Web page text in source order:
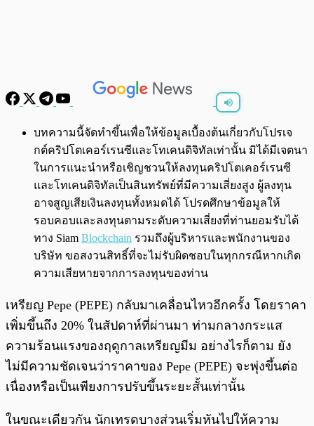
พร้อมเล่น 0:00/0:00
บทความนี้จัดทำขึ้นเพื่อให้ข้อมูลเบื้องต้นเกี่ยวกับโปรเจ
กต์คริปโตเคอร์เรนซีและโทเคนดิจิทัลเท่านั้น มิได้มีเจตนา
ในการแนะนำหรือเชิญชวนให้ลงทุนคริปโตเคอร์เรนซี
และโทเคนดิจิทัลเป็นสินทรัพย์ที่มีความเสี่ยงสูง ผู้ลงทุน
อาจสูญเสียเงินลงทุนทั้งหมดได้ โปรดศึกษาข้อมูลให้
รอบคอบและลงทุนตามระดับความเสี่ยงที่ท่านยอมรับได้
ทาง Siam Blockchain รวมถึงผู้บริหารและพนักงานของ
บริษัท ขอสงวนสิทธิ์ที่จะไม่รับผิดชอบในทุกกรณีหากเกิด
ความเสียหายจากการลงทุนของท่าน
เหรียญ Pepe (PEPE) กลับมาเคลื่อนไหวอีกครั้ง โดยราคา
เพิ่มขึ้นถึง 20% ในสัปดาห์ที่ผ่านมา ท่ามกลางกระแส
ความร้อนแรงของฤดูกาลเหรียญมีม อย่างไรก็ตาม ยัง
ไม่มีความชัดเจนว่าราคาของ Pepe (PEPE) จะพุ่งขึ้นต่อ
เนื่องหรือเป็นเพียงการปรับขึ้นระยะสั้นเท่านั้น
ในขณะเดียวกัน นักเทรดบางส่วนเริ่มหันไปให้ความ